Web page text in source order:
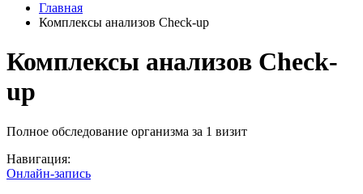
Главная
Комплексы анализов Check-up
Комплексы анализов Check-
up
Полное обследование организма за 1 визит
Навигация:
Онлайн-запись